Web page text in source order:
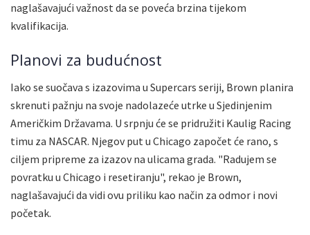
naglašavajući važnost da se poveća brzina tijekom
kvalifikacija.
Planovi za budućnost
Iako se suočava s izazovima u Supercars seriji, Brown planira
skrenuti pažnju na svoje nadolazeće utrke u Sjedinjenim
Američkim Državama. U srpnju će se pridružiti Kaulig Racing
timu za NASCAR. Njegov put u Chicago započet će rano, s
ciljem pripreme za izazov na ulicama grada. "Radujem se
povratku u Chicago i resetiranju", rekao je Brown,
naglašavajući da vidi ovu priliku kao način za odmor i novi
početak.